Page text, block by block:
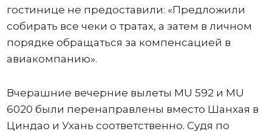
гостинице не предоставили: «Предложили
собирать все чеки о тратах, а затем в личном
порядке обращаться за компенсацией в
авиакомпанию».
Вчерашние вечерние вылеты MU 592 и MU
6020 были перенаправлены вместо Шанхая в
Циндао и Ухань соответственно. Судя по